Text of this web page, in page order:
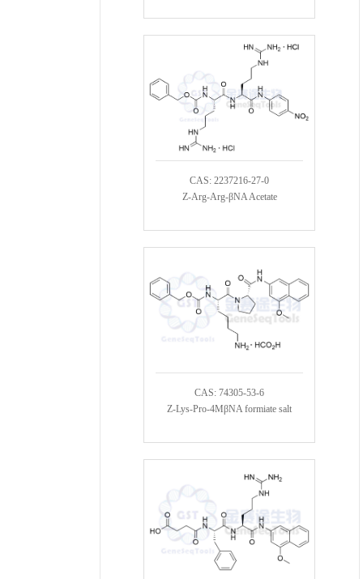
CAS: 2237216-27-0
Z-Arg-Arg-βNA Acetate
CAS: 74305-53-6
Z-Lys-Pro-4MβNA formiate salt